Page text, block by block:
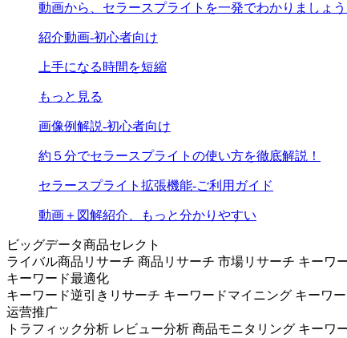
動画から、セラースプライトを一発でわかりましょう
紹介動画-初心者向け
上手になる時間を短縮
もっと見る
画像例解説-初心者向け
約５分でセラースプライトの使い方を徹底解説！
セラースプライト拡張機能-ご利用ガイド
動画＋図解紹介、もっと分かりやすい
ビッグデータ商品セレクト
ライバル商品リサーチ 商品リサーチ 市場リサーチ キーワ
キーワード最適化
キーワード逆引きリサーチ キーワードマイニング キーワ
运营推广
トラフィック分析 レビュー分析 商品モニタリング キーワ